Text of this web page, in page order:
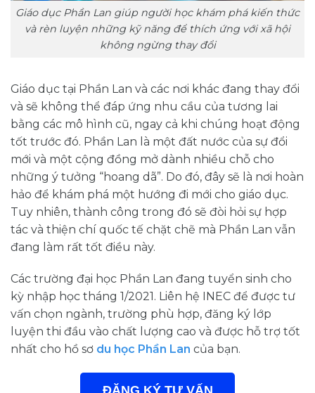
Giáo dục Phần Lan giúp người học khám phá kiến thức
và rèn luyện những kỹ năng để thích ứng với xã hội
không ngừng thay đổi
Giáo dục tại Phần Lan và các nơi khác đang thay đổi
và sẽ không thể đáp ứng nhu cầu của tương lai
bằng các mô hình cũ, ngay cả khi chúng hoạt động
tốt trước đó. Phần Lan là một đất nước của sự đổi
mới và một cộng đồng mở dành nhiều chỗ cho
những ý tưởng “hoang dã”. Do đó, đây sẽ là nơi hoàn
hảo để khám phá một hướng đi mới cho giáo dục.
Tuy nhiên, thành công trong đó sẽ đòi hỏi sự hợp
tác và thiện chí quốc tế chặt chẽ mà Phần Lan vẫn
đang làm rất tốt điều này.
Các trường đại học Phần Lan đang tuyển sinh cho
kỳ nhập học tháng 1/2021. Liên hệ INEC để được tư
vấn chọn ngành, trường phù hợp, đăng ký lớp
luyện thi đầu vào chất lượng cao và được hỗ trợ tốt
nhất cho hồ sơ du học Phần Lan của bạn.